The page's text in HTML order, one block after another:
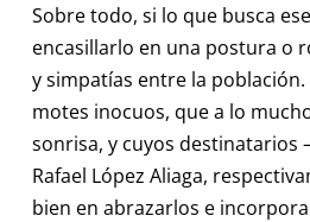
Sobre todo, si lo que busca
encasillarlo en una postura o
y simpatías entre la población.
motes inocuos, que a lo
sonrisa, y cuyos destinatarios
Rafael López Aliaga,
bien en abrazarlos e